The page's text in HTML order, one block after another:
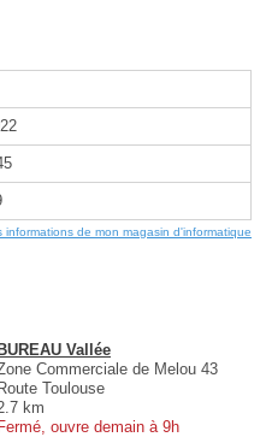
informations de mon magasin d'informatique
BUREAU Vallée
Commerciale de Melou 43
Route Toulouse
km
Fermé, ouvre demain à 9h